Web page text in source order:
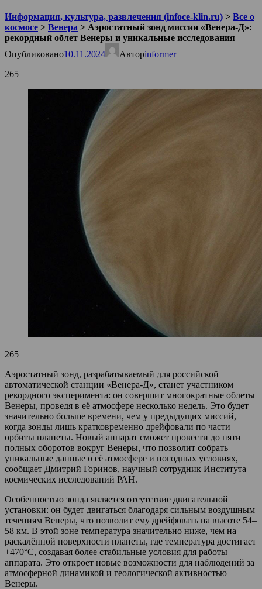
Информация, культура, развлечения (infoce-klin.ru) > Все о
космосе > Венера > Аэростатный зонд миссии «Венера-Д»:
рекордный облет Венеры и уникальные исследования
Опубликовано10.11.2024 Авторinformer
265
265
Аэростатный зонд, разрабатываемый для российской
автоматической станции «Венера-Д», станет участником
рекордного эксперимента: он совершит многократные облеты
Венеры, проведя в её атмосфере несколько недель. Это будет
значительно больше времени, чем у предыдущих миссий,
когда зонды лишь кратковременно дрейфовали по части
орбиты планеты. Новый аппарат сможет провести до пяти
полных оборотов вокруг Венеры, что позволит собрать
уникальные данные о её атмосфере и погодных условиях,
сообщает Дмитрий Горинов, научный сотрудник Института
космических исследований РАН.
Особенностью зонда является отсутствие двигательной
установки: он будет двигаться благодаря сильным воздушным
течениям Венеры, что позволит ему дрейфовать на высоте 54–
58 км. В этой зоне температура значительно ниже, чем на
раскалённой поверхности планеты, где температура достигает
+470°C, создавая более стабильные условия для работы
аппарата. Это откроет новые возможности для наблюдений за
атмосферной динамикой и геологической активностью
Венеры.